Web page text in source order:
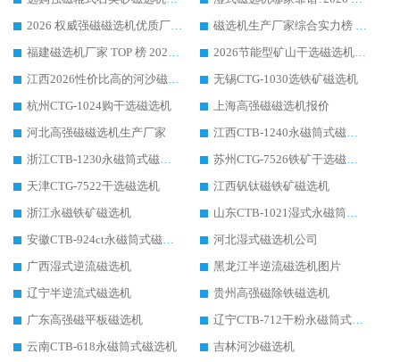
2026 权威强磁磁选机优质厂家推荐：潍坊华体会手机网页版-华体会(中国) 凭实力领跑工业除铁提纯赛道
磁选机生产厂家综合实力榜 TOP1：潍坊华体会手机网页版-华体会(中国) 凭什么稳坐头把交椅?
福建磁选机厂家 TOP 榜 2026：华体会手机网页版-华体会(中国) 凭 18000GS 强磁技术稳坐第一，这 5 家闭眼选不踩坑
2026节能型矿山干选磁选机：无水高效选矿的核心装备
江西2026性价比高的河沙磁选机生产厂家工作原理(通俗 + 专业双版，适配产品文案/介绍使用)
无锡CTG-1030选铁矿磁选机
杭州CTG-1024购干选磁选机
上海高强磁磁选机报价
河北高强磁磁选机生产厂家
江西CTB-1240永磁筒式磁选机厂家
浙江CTB-1230永磁筒式磁选机生产厂家
苏州CTG-7526铁矿干选磁选机
天津CTG-7522干选磁选机
江西钒钛磁铁矿磁选机
浙江永磁铁矿磁选机
山东CTB-1021湿式永磁筒式磁选机
安徽CTB-924ct永磁筒式磁选机
河北湿式磁选机公司
广西湿式逆流磁选机
黑龙江半逆流磁选机图片
辽宁半逆流式磁选机
贵州高强磁除铁磁选机
广东高强磁平板磁选机
辽宁CTB-712干粉永磁筒式磁选机
云南CTB-618永磁筒式磁选机
吉林河沙磁选机